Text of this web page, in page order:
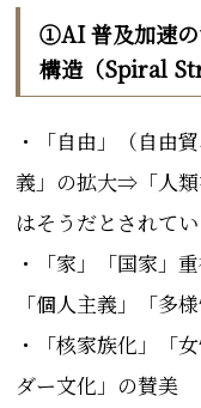
①AI 普及加速の
構造（Spiral
・「自由」（自由
義」の拡大⇒「人
はそうだとされてい
・「家」「国家」
「個人主義」「多
・「核家族化」「
ダー文化」の賛美